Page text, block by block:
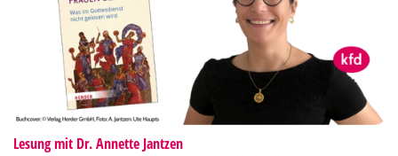
Lesung mit Dr. Annette Jantzen: